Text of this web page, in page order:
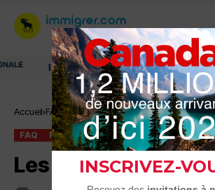
Immigrer au Canada: ressources et
Accueil FAQ Les bus scolaires
FAQ PERMIS DE CONDUIRE
Les bus scolaires